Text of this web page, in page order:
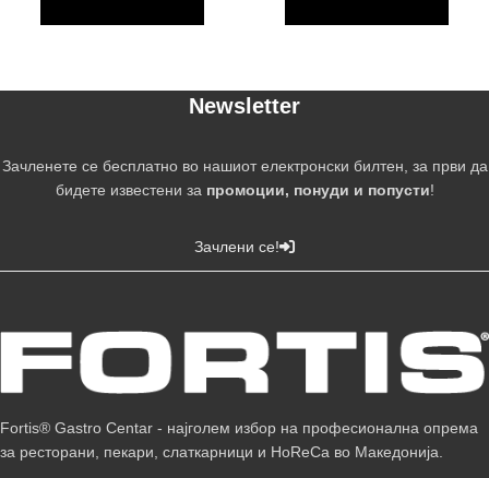
Newsletter
Зачленете се бесплатно во нашиот електронски билтен, за први да
бидете известени за промоции, понуди и попусти!
Зачлени се!
Fortis® Gastro Centar - најголем избор на професионална опрема
за ресторани, пекари, слаткарници и HoReCa во Македонија.